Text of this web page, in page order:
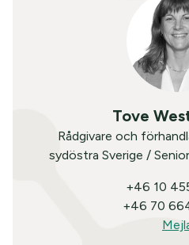
Tove
Rådgivare och
sydöstra Sverige /
+46 10
+46 70